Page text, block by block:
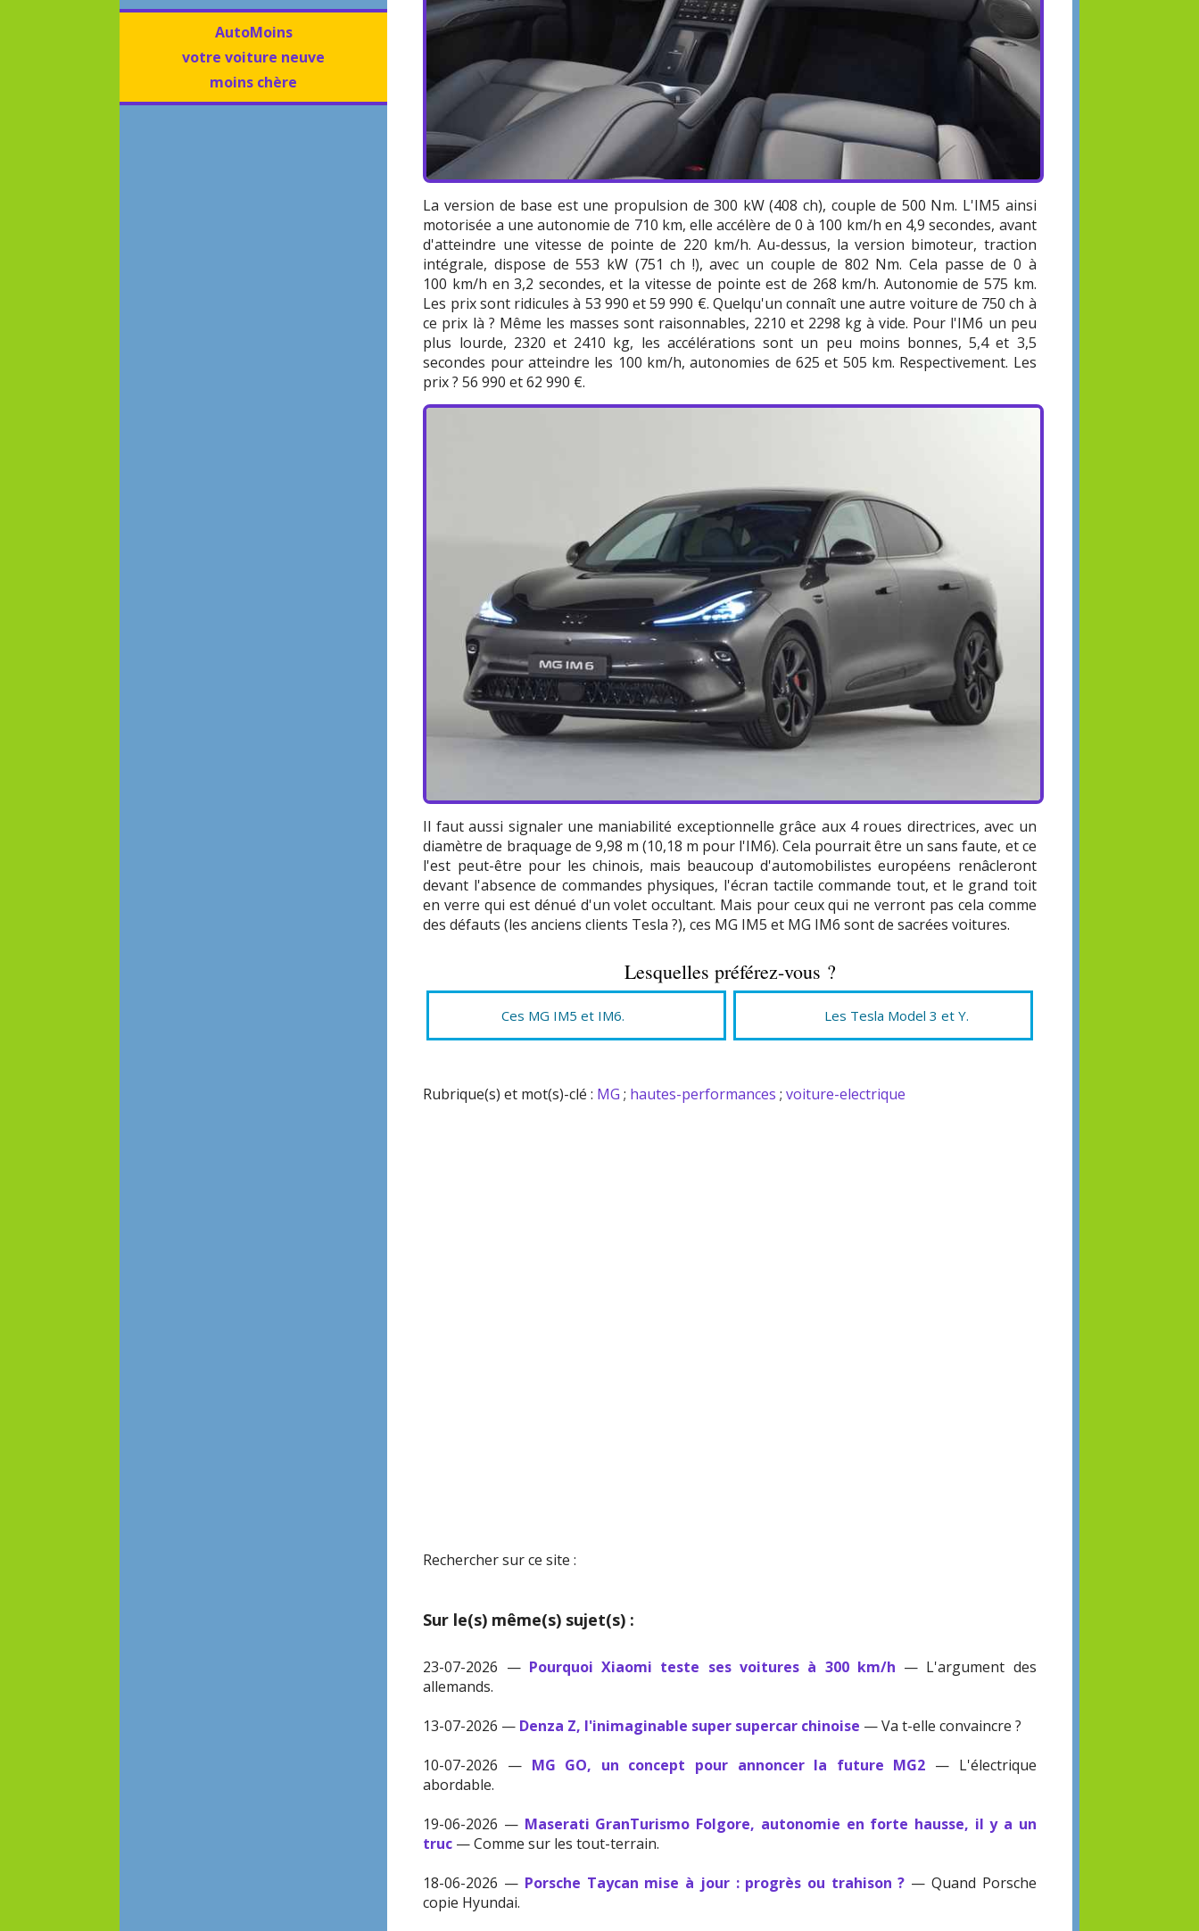
AutoMoins
votre voiture neuve
moins chère
La version de base est une propulsion de 300 kW (408 ch), couple de 500 Nm. L'IM5 ainsi
motorisée a une autonomie de 710 km, elle accélère de 0 à 100 km/h en 4,9 secondes, avant
d'atteindre une vitesse de pointe de 220 km/h. Au-dessus, la version bimoteur, traction
intégrale, dispose de 553 kW (751 ch !), avec un couple de 802 Nm. Cela passe de 0 à
100 km/h en 3,2 secondes, et la vitesse de pointe est de 268 km/h. Autonomie de 575 km.
Les prix sont ridicules à 53 990 et 59 990 €. Quelqu'un connaît une autre voiture de 750 ch à
ce prix là ? Même les masses sont raisonnables, 2210 et 2298 kg à vide. Pour l'IM6 un peu
plus lourde, 2320 et 2410 kg, les accélérations sont un peu moins bonnes, 5,4 et 3,5
secondes pour atteindre les 100 km/h, autonomies de 625 et 505 km. Respectivement. Les
prix ? 56 990 et 62 990 €.
Il faut aussi signaler une maniabilité exceptionnelle grâce aux 4 roues directrices, avec un
diamètre de braquage de 9,98 m (10,18 m pour l'IM6). Cela pourrait être un sans faute, et ce
l'est peut-être pour les chinois, mais beaucoup d'automobilistes européens renâcleront
devant l'absence de commandes physiques, l'écran tactile commande tout, et le grand toit
en verre qui est dénué d'un volet occultant. Mais pour ceux qui ne verront pas cela comme
des défauts (les anciens clients Tesla ?), ces MG IM5 et MG IM6 sont de sacrées voitures.
Lesquelles préférez-vous ?
Ces MG IM5 et IM6. Les Tesla Model 3 et Y.
Rubrique(s) et mot(s)-clé : MG ; hautes-performances ;voiture-electrique
Rechercher sur ce site :
Sur le(s) même(s) sujet(s) :
23-07-2026 — Pourquoi Xiaomi teste ses voitures à 300 km/h — L'argument des
allemands.
13-07-2026 — Denza Z, l'inimaginable super supercar chinoise — Va t-elle convaincre ?
10-07-2026 — MG GO, un concept pour annoncer la future MG2 — L'électrique
abordable.
19-06-2026 — Maserati GranTurismo Folgore, autonomie en forte hausse, il y a un
truc — Comme sur les tout-terrain.
18-06-2026 — Porsche Taycan mise à jour : progrès ou trahison ? — Quand Porsche
copie Hyundai.